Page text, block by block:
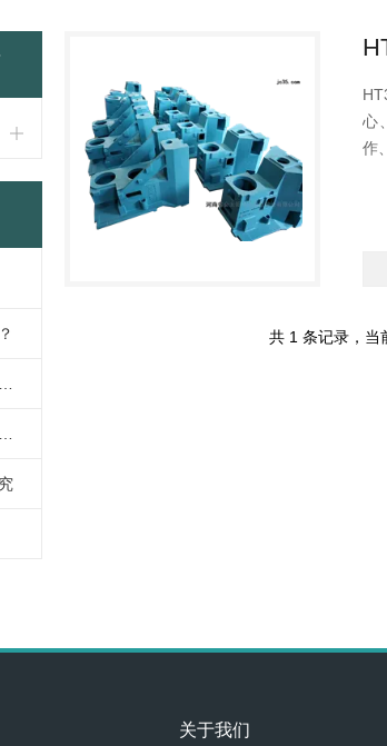
心
作
共 1 条记录，
关于我们